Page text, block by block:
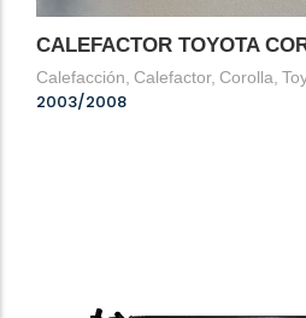
CALEFACTOR TOYOTA
Calefacción, Calefactor, Corolla,
2003/2008